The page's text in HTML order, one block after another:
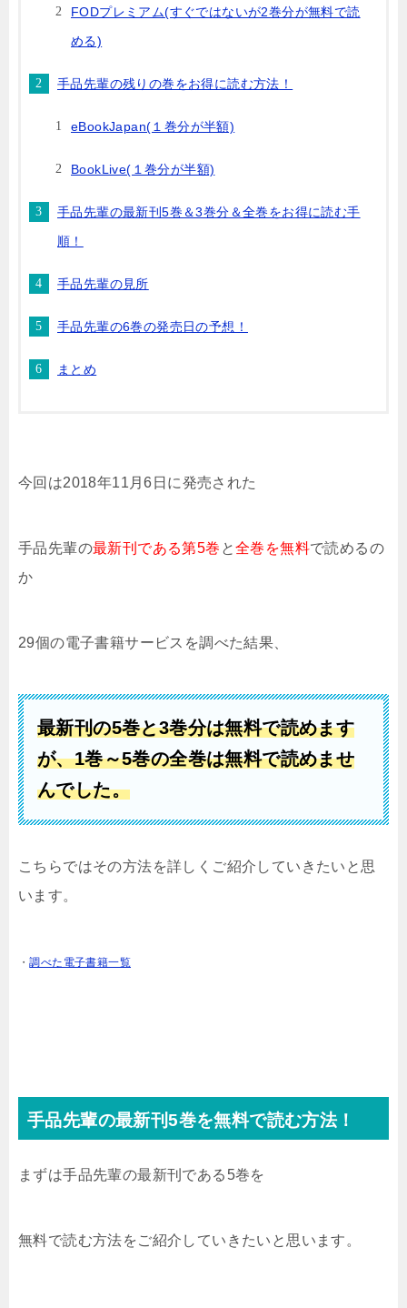
FODプレミアム(すぐではないが2巻分が無料で読
める)
手品先輩の残りの巻をお得に読む方法！
eBookJapan(１巻分が半額)
BookLive(１巻分が半額)
手品先輩の最新刊5巻＆3巻分＆全巻をお得に読む手
順！
手品先輩の見所
手品先輩の6巻の発売日の予想！
まとめ
今回は2018年11月6日に発売された
手品先輩の最新刊である第5巻 と全巻を無料で読めるの
か
29個の電子書籍サービスを調べた結果、
最新刊の5巻と3巻分は無料で読めます
が、1巻～5巻の全巻は無料で読めませ
んでした。
こちらではその方法を詳しくご紹介していきたいと思
います。
・調べた電子書籍一覧
手品先輩の最新刊5巻を無料で読む方法！
まずは手品先輩の最新刊である5巻を
無料で読む方法をご紹介していきたいと思います。